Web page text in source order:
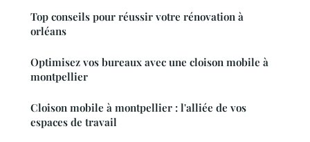
Top conseils pour réussir votre rénovation à
orléans
Optimisez vos bureaux avec une cloison mobile à
montpellier
Cloison mobile à montpellier : l'alliée de vos
espaces de travail